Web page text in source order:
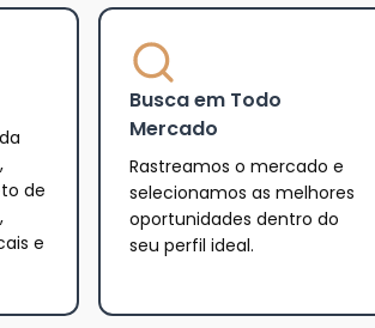
de
e
Busca em Todo
Mercado
Rastreamos o mercado e
selecionamos as melhores
oportunidades dentro do
seu perfil ideal.